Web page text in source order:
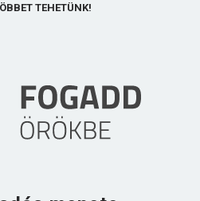
TEHETÜNK!